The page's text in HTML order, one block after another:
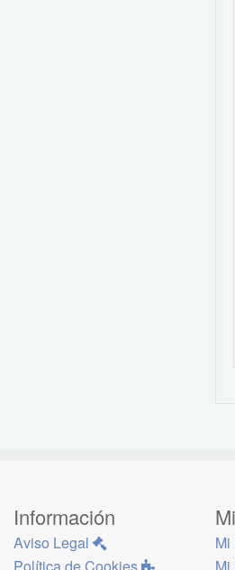
Información
Aviso Legal
Política de Cookies
Mi
Mi